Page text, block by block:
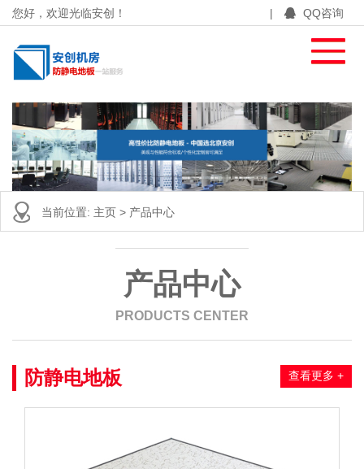
您好，欢迎光临安创！ | QQ咨询
当前位置: 主页 > 产品中心
产品中心
PRODUCTS CENTER
防静电地板 查看更多 +